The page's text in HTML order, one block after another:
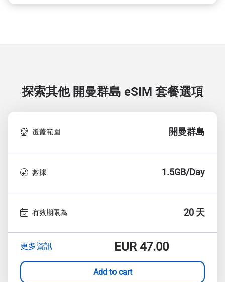
探索其他 開曼群島 eSIM 套餐選項
覆蓋範圍 開曼群島
數據 1.5GB/Day
有效期限為 20 天
更多資訊 EUR47.00
Add to cart